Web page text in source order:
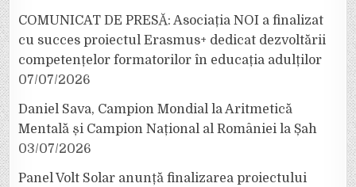
COMUNICAT DE PRESĂ: Asociația NOI a finalizat
cu succes proiectul Erasmus+ dedicat dezvoltării
competențelor formatorilor în educația adulților
07/07/2026
Daniel Sava, Campion Mondial la Aritmetică
Mentală și Campion Național al României la Șah
03/07/2026
Panel Volt Solar anunță finalizarea proiectului